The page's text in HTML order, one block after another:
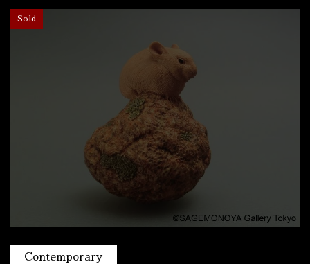
Sold
Contemporary